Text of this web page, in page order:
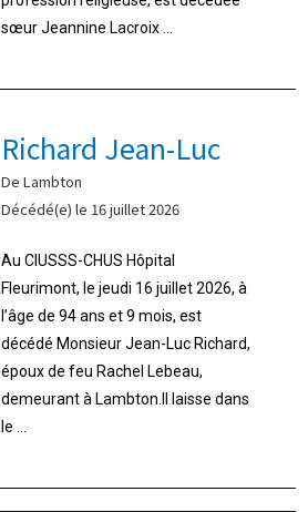
sœur Jeannine Lacroix ...
Richard Jean-Luc
De Lambton
Décédé(e) le 16 juillet 2026
Au CIUSSS-CHUS Hôpital
Fleurimont, le jeudi 16 juillet 2026, à
l’âge de 94 ans et 9 mois, est
décédé Monsieur Jean-Luc Richard,
époux de feu Rachel Lebeau,
demeurant à Lambton.Il laisse dans
le ...